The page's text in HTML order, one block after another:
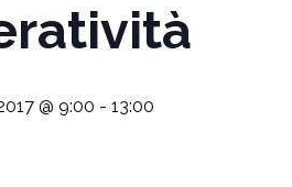
@ 9:00 - 13:00